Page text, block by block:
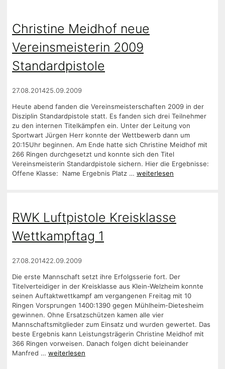
Christine Meidhof neue
Vereinsmeisterin 2009
Standardpistole
27.08.201425.09.2009
Heute abend fanden die Vereinsmeisterschaften 2009 in der
Disziplin Standardpistole statt. Es fanden sich drei Teilnehmer
zu den internen Titelkämpfen ein. Unter der Leitung von
Sportwart Jürgen Herr konnte der Wettbewerb dann um
20:15Uhr beginnen. Am Ende hatte sich Christine Meidhof mit
266 Ringen durchgesetzt und konnte sich den Titel
Vereinsmeisterin Standardpistole sichern. Hier die Ergebnisse:
Offene Klasse: Name Ergebnis Platz … weiterlesen
RWK Luftpistole Kreisklasse
Wettkampftag 1
27.08.201422.09.2009
Die erste Mannschaft setzt ihre Erfolgsserie fort. Der
Titelverteidiger in der Kreisklasse aus Klein-Welzheim konnte
seinen Auftaktwettkampf am vergangenen Freitag mit 10
Ringen Vorsprungen 1400:1390 gegen Mühlheim-Dietesheim
gewinnen. Ohne Ersatzschützen kamen alle vier
Mannschaftsmitglieder zum Einsatz und wurden gewertet. Das
beste Ergebnis kann Leistungsträgerin Christine Meidhof mit
366 Ringen vorweisen. Danach folgen dicht beieinander
Manfred … weiterlesen